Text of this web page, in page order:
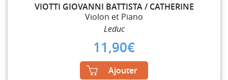
VIOTTI GIOVANNI BATTISTA / CATHERINE
Violon et Piano
Leduc
11,90€
Ajouter